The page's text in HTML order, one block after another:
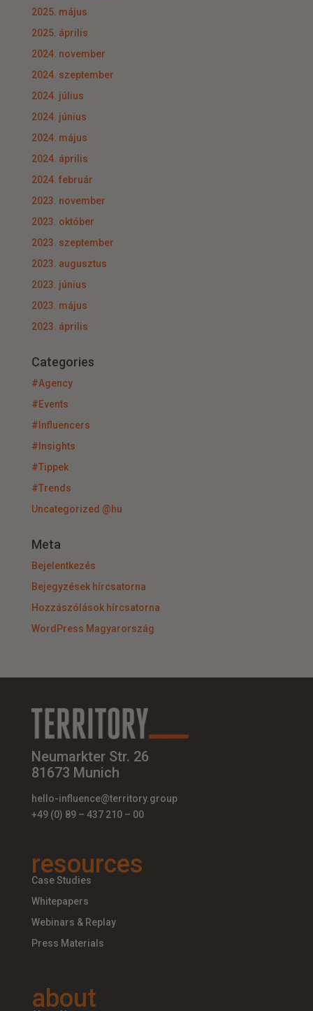
2025. május
2025. április
2024. november
2024. szeptember
2024. július
2024. június
2024. május
2024. április
2024. február
2023. november
2023. október
2023. szeptember
2023. augusztus
2023. június
2023. május
2023. április
Categories
#Agency
#Events
#Influencers
#Insights
#Tippek
#Trends
Uncategorized @hu
Meta
Bejelentkezés
Bejegyzések hírcsatorna
Hozzászólások hírcsatorna
WordPress Magyarország
Neumarkter Str. 26
81673 Munich
hello-influence@territory.group
+49 (0) 89 – 437 210 – 00
resources
Case Studies
Whitepapers
Webinars & Replay
Press Materials
about